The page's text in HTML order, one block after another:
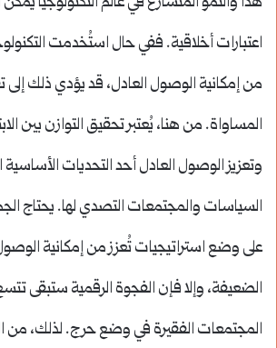
اعتبارات أخلاقية. ففي حال استُخدمت
من إمكانية الوصول العادل، قد يؤدي ذلك
المساواة. من هنا، يُعتبر تحقيق التوازن بين
وتعزيز الوصول العادل أحد التحديات
السياسات والمجتمعات التصدي لها. يحتاج
على وضع استراتيجيات تُعزز من إمكانية
الضعيفة، وإلا فإن الفجوة الرقمية ستبقى
المجتمعات الفقيرة في وضع حرج. لذلك، من